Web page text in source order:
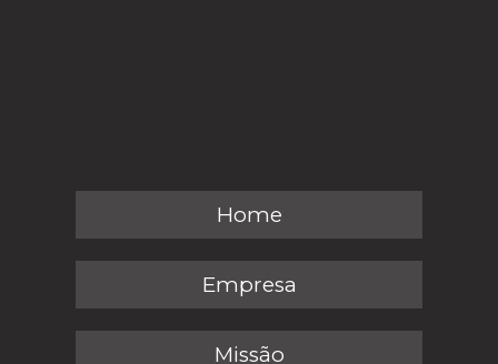
Home
Empresa
Missão